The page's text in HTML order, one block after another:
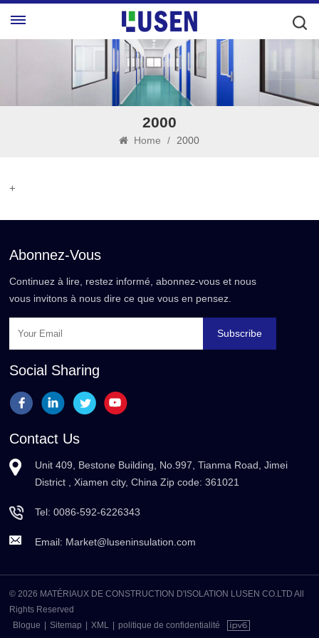
2000
Home / 2000
+
Abonnez-Vous
Continuez à lire, restez informé, abonnez-vous et nous
vous invitons à nous dire ce que vous en pensez.
Subscribe
Social Sharing
Contact Us
Unit 409, Bestone Building, No.997, Tianma Road, Jimei
District , Xiamen city, China Zip code: 361021
Tel:0086-592-6226343
Email: Market@luseninsulation.com
© 2026 MATÉRIAUX DE CONSTRUCTION D'ISOLATION LUSEN CO.LTD All
Rights Reserved
Blogue
Sitemap XML politique de confidentialité